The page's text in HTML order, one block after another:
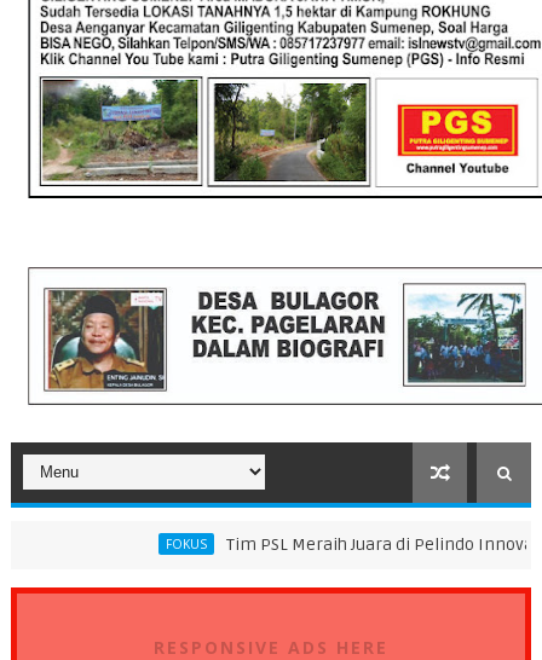
Tim PSL Meraih Juara di Pelindo Innovation Award
RESPONSIVE ADS HERE